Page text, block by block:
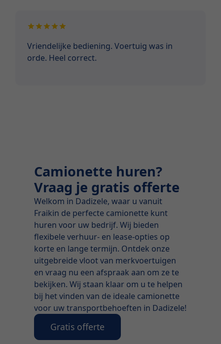
Vriendelijke bediening. Voertuig was in
orde. Heel correct.
Camionette huren?
Vraag je gratis offerte
Welkom in Dadizele, waar u vanuit
Fraikin de perfecte camionette kunt
huren voor uw bedrijf. Wij bieden
flexibele verhuur- en lease-opties op
korte en lange termijn. Ontdek onze
uitgebreide vloot van merkvoertuigen
en vraag nu een afspraak aan om ze te
bekijken. Wij staan ​​klaar om u te helpen
bij het vinden van de ideale camionette
voor uw transportbehoeften in Dadizele!
Gratis offerte